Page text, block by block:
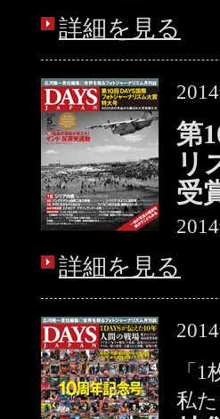
詳細を見る
第
リ
受
詳細を見る
「
私